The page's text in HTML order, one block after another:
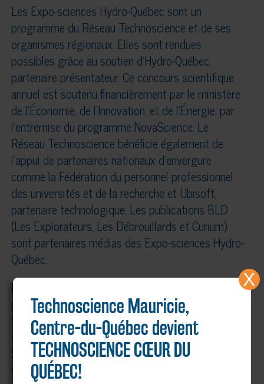
Les Expo-sciences Hydro-Québec sont un
programme du Réseau Technoscience et de ses
organismes régionaux. Elles sont rendues
possibles grâce au soutien d’Hydro-Québec,
partenaire présentateur. Ce concours scientifique
annuel est soutenu financièrement par le ministère
de l’Économie, de l’Innovation, et de l’Énergie, par
l’entremise du programme NovaScience. Le
Réseau Technoscience bénéficie également de
l’appui de partenaires nationaux d’envergure
comme la Fédération du personnel professionnel
des universités et de la recherche et Ubisoft,
partenaire technologique. Les publications BLD
(Les Explorateurs, Les Débrouillards et Curium)
sont partenaires médias des Expo-sciences Hydro-
Québec.
En Mauricie et Centre-du-Québec, plusieurs
partenaires régionaux ont également contribué à
faire de la finale régionale un succès : l’Université
du Québec à Trois-Rivières, le Cégep de
Shawinigan, le Centre de services scolaires du
Chemin-du-Roy et plusieurs autres.
Technoscience Mauricie,
Centre-du-Québec devient
TECHNOSCIENCE CŒUR DU
QUÉBEC!
X